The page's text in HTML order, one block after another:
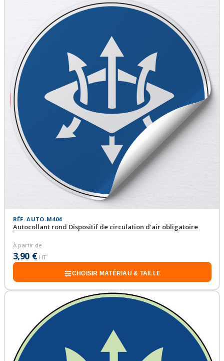
RÉF. AUTO-M404
Autocollant rond Dispositif de circulation d'air obligatoire
À partir de
3,90 € HT
CHOISIR MATÉRIAU & TAILLE